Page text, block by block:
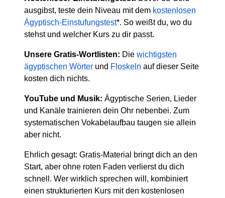
ausgibst, teste dein Niveau mit dem kostenlosen
Ägyptisch-Einstufungstest*. So weißt du, wo du
stehst und welcher Kurs zu dir passt.
Unsere Gratis-Wortlisten: Die wichtigsten
ägyptischen Wörter und Floskeln auf dieser Seite
kosten dich nichts.
YouTube und Musik: Ägyptische Serien, Lieder
und Kanäle trainieren dein Ohr nebenbei. Zum
systematischen Vokabelaufbau taugen sie allein
aber nicht.
Ehrlich gesagt: Gratis-Material bringt dich an den
Start, aber ohne roten Faden verlierst du dich
schnell. Wer wirklich sprechen will, kombiniert
einen strukturierten Kurs mit den kostenlosen